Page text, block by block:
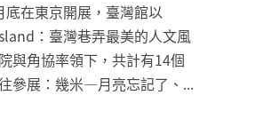
在東京開展，臺灣館以
：臺灣巷弄最美的人文風
與角協率領下，共計有14個
參展：幾米—月亮忘記了、...